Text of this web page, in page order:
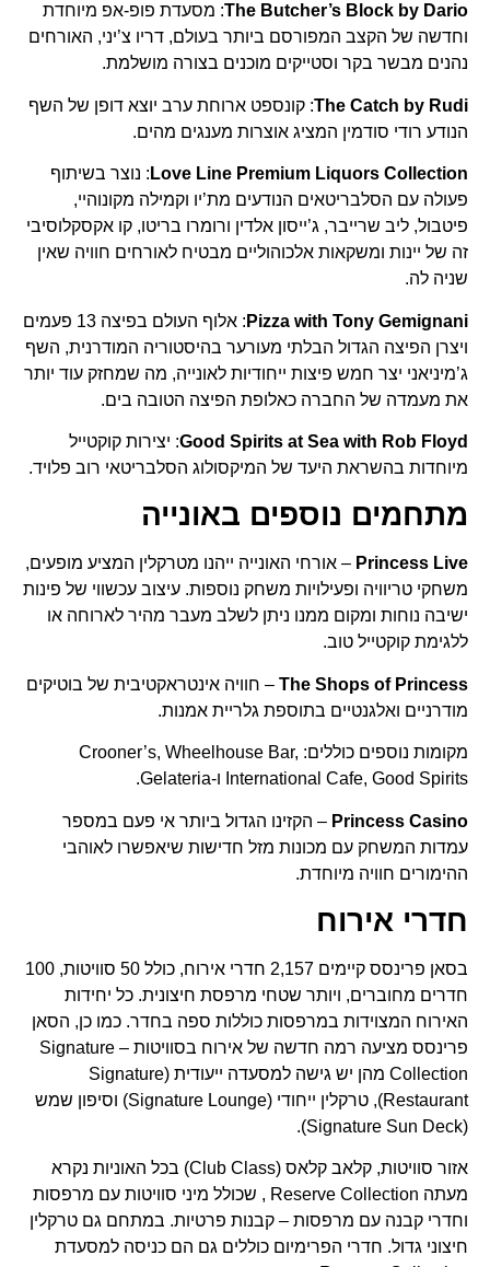
The Butcher’s Block by Dario: מסעדת פופ-אפ מיוחדת
וחדשה של הקצב המפורסם ביותר בעולם, דריו צ’יני, האורחים
נהנים מבשר בקר וסטייקים מוכנים בצורה מושלמת.
The Catch by Rudi: קונספט ארוחת ערב יוצא דופן של השף
הנודע רודי סודמין המציג אוצרות מענגים מהים.
Love Line Premium Liquors Collection: נוצר בשיתוף
פעולה עם הסלבריטאים הנודעים מת’יו וקמילה מקונוהיי,
פיטבול, ליב שרייבר, ג’ייסון אלדין ורומרו בריטו, קו אקסקלוסיבי
זה של יינות ומשקאות אלכוהוליים מבטיח לאורחים חוויה שאין
שניה לה.
Pizza with Tony Gemignani
: אלוף העולם בפיצה 13 פעמים
ויצרן הפיצה הגדול הבלתי מעורער בהיסטוריה המודרנית, השף
ג’מיניאני יצר חמש פיצות ייחודיות לאונייה, מה שמחזק עוד יותר
את מעמדה של החברה כאלופת הפיצה הטובה בים.
Good Spirits at Sea with Rob Floyd: יצירות קוקטייל
מיוחדות בהשראת היעד של המיקסולוג הסלבריטאי רוב פלויד.
מתחמים נוספים באונייה
Princess Live– אורחי האונייה ייהנו מטרקלין המציע מופעים,
משחקי טריוויה ופעילויות משחק נוספות. עיצוב עכשווי של פינות
ישיבה נוחות ומקום ממנו ניתן לשלב מעבר מהיר לארוחה או
ללגימת קוקטייל טוב.
The Shops of Princess– חוויה אינטראקטיבית של בוטיקים
מודרניים ואלגנטיים בתוספת גלריית אמנות.
מקומות נוספים כוללים: Crooner’s, Wheelhouse Bar,
International Cafe, Good Spirits ו-Gelateria.
Princess Casino– הקזינו הגדול ביותר אי פעם במספר
עמדות המשחק עם מכונות מזל חדישות שיאפשרו לאוהבי
ההימורים חוויה מיוחדת.
חדרי אירוח
בסאן פרינסס קיימים 2,157 חדרי אירוח, כולל 50 סוויטות, 100
חדרים מחוברים, ויותר שטחי מרפסת חיצונית. כל יחידות
האירוח המצוידות במרפסות כוללות ספה בחדר. כמו כן, הסאן
פרינסס מציעה רמה חדשה של אירוח בסוויטות – Signature
Collection מהן יש גישה למסעדה ייעודית (Signature
Restaurant), טרקלין ייחודי (Signature Lounge) וסיפון שמש
אזור סוויטות, קלאב קלאס (Club Class) בכל האוניות נקרא
מעתה Reserve Collection , שכולל מיני סוויטות עם מרפסות
וחדרי קבנה עם מרפסות – קבנות פרטיות. במתחם גם טרקלין
חיצוני גדול. חדרי הפרימיום כוללים גם הם כניסה למסעדת